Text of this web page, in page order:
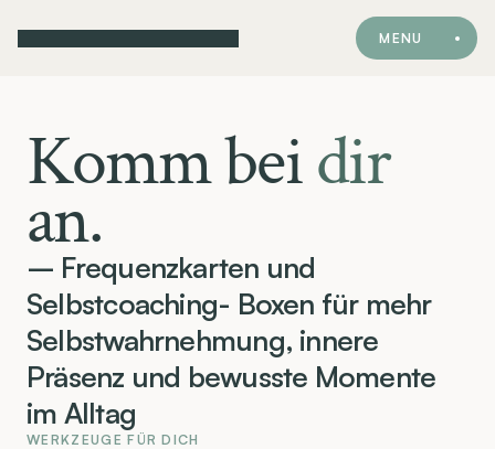
Komm beidir
an.
– Frequenzkarten und
Selbstcoaching- Boxen für mehr
Selbstwahrnehmung, innere
Präsenz und bewusste Momente
im Alltag
WERKZEUGE FÜR DICH
MENU